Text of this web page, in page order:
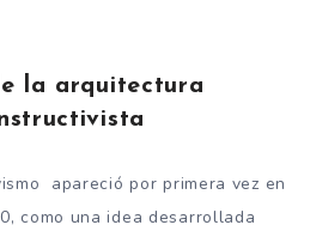
la arquitectura
apareció por primera vez en
como una idea desarrollada